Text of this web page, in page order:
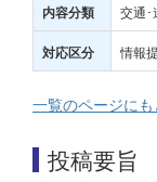
内容分類 交通･
対応区分 情報
一覧のページにも
投稿要旨